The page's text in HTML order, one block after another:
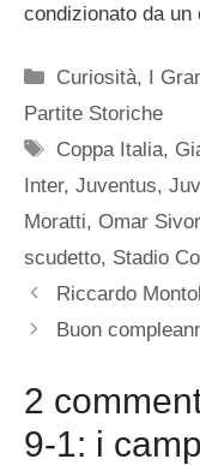
condizionato da
Categorie
Curiosità, I
Partite Storiche
Tag
Coppa Italia,
Inter, Juventus,
Moratti, Omar
scudetto, Stadio
Riccardo
Buon
2
9-1: i